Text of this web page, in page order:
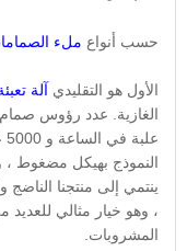
حسب أنواع ملء
الأول هو التقليدي آلة
النموذج بهيكل مضغوط ،
ينتمي إلى منتجنا الناضج
، وهو خيار مثالي للعديد
المشروبات.